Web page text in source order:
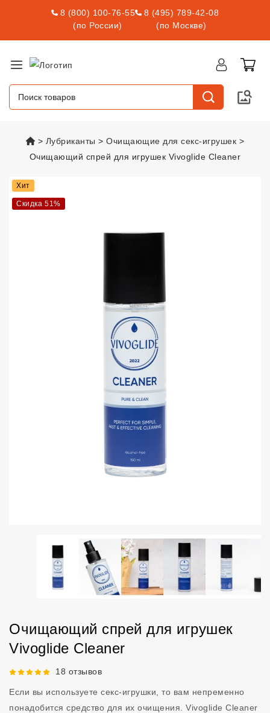
8 (800) 100-76-55
(по России)
8 (495) 789-42-08
(по Москве)
vsexshop.ru
Лубриканты
Очищающие для секс-игрушек
Очищающий спрей для игрушек Vivoglide Cleaner
Хит
Скидка 51%
Очищающий спрей для игрушек
Vivoglide Cleaner
Рейтинг 5 из 5.18 отзывов
Если вы используете секс-игрушки, то вам непременно
понадобится средство для их очищения. Vivoglide Cleaner